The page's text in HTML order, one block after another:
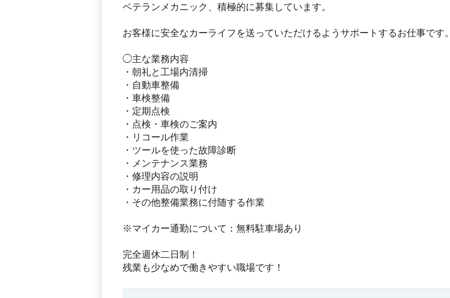
ベテランメカニック、積極的に募集しています。
お客様に安全なカーライフを送っていただけるようサポートするお仕事です。
◯主な業務内容
・朝礼と工場内清掃
・自動車整備
・車検整備
・定期点検
・点検・車検のご案内
・リコール作業
・ツールを使った故障診断
・メンテナンス業務
・修理内容の説明
・カー用品の取り付け
・その他整備業務に付随する作業
※マイカー通勤について：無料駐車場あり
完全週休二日制！
残業も少なめで働きやすい職場です！